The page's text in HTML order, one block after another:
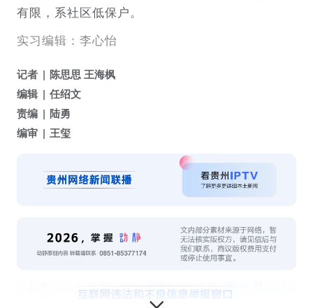
有限，系社区低保户。
实习编辑：李心怡
记者
陈思思 王海枫
编辑
任绍文
责编
陆勇
编审
王玺